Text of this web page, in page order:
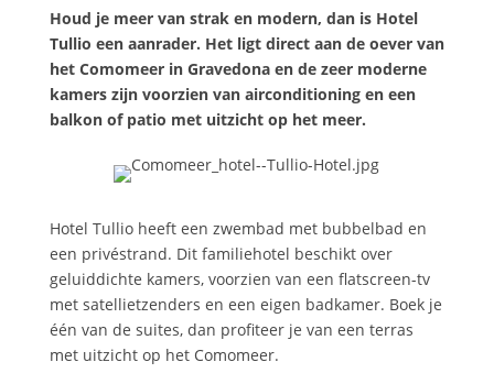
Houd je meer van strak en modern, dan is Hotel
Tullio een aanrader. Het ligt direct aan de oever van
het Comomeer in Gravedona en de zeer moderne
kamers zijn voorzien van airconditioning en een
balkon of patio met uitzicht op het meer.
Hotel Tullio heeft een zwembad met bubbelbad en
een privéstrand. Dit familiehotel beschikt over
geluiddichte kamers, voorzien van een flatscreen-tv
met satellietzenders en een eigen badkamer. Boek je
één van de suites, dan profiteer je van een terras
met uitzicht op het Comomeer.